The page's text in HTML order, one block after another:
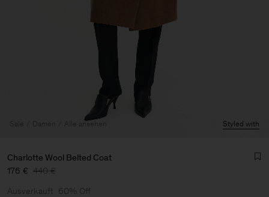
Alle ansehen Styled with
Charlotte Wool Belted Coat
176 € 440 €
Ausverkauft 60% Off